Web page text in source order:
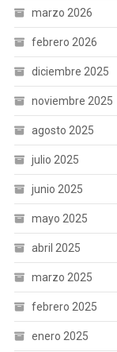
marzo 2026
febrero 2026
diciembre 2025
noviembre 2025
agosto 2025
julio 2025
junio 2025
mayo 2025
abril 2025
marzo 2025
febrero 2025
enero 2025